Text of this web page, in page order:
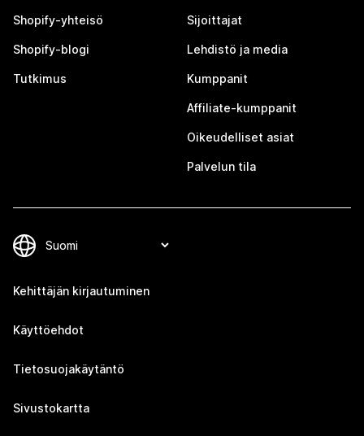
Shopify-yhteisö
Shopify-blogi
Tutkimus
Sijoittajat
Lehdistö ja media
Kumppanit
Affiliate-kumppanit
Oikeudelliset asiat
Palvelun tila
Kehittäjän kirjautuminen
Käyttöehdot
Tietosuojakäytäntö
Sivustokartta